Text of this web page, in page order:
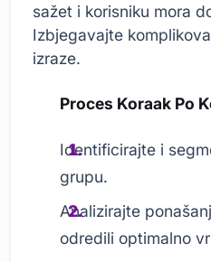
sažet i korisniku mora
Izbjegavajte
izraze.
Proces Koraak Po
Identificirajte i
grupu.
Analizirajte
odredili optimalno